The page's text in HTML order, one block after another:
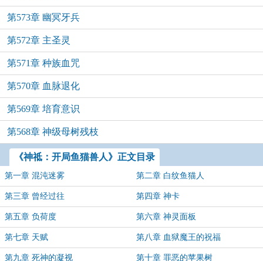
第573章 幽冥牙兵
第572章 主圣灵
第571章 种族血咒
第570章 血脉退化
第569章 培育意识
第568章 神级母树残枝
《神祗：开局鱼猫兽人》正文目录
第一章 混沌迷雾 第二章 白纹鱼猫人
第三章 曾经过往 第四章 神卡
第五章 负荷度 第六章 神灵面板
第七章 天赋 第八章 血狱魔王的祝福
第九章 死神的凝视 第十章 罪恶的苹果树